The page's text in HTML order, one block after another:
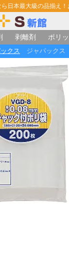
日本最大級の品揃え
剥離剤 ポリ
クス ジャパックス